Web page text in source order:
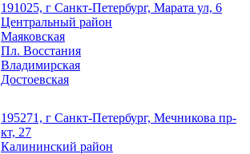
191025, г Санкт-Петербург, Марата ул, 6
Центральный район
Маяковская
Пл. Восстания
Владимирская
Достоевская
195271, г Санкт-Петербург, Мечникова пр-
кт, 27
Калининский район